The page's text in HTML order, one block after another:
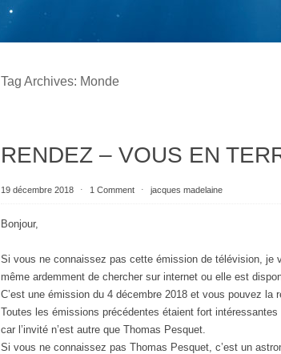
Tag Archives: Monde
RENDEZ – VOUS EN
19 décembre 2018 ⋅ 1 Comment ⋅ jacques madelaine
Bonjour,
Si vous ne connaissez pas cette émission de télévision, je
même ardemment de chercher sur internet ou elle est
C’est une émission du 4 décembre 2018 et vous pouvez la
Toutes les émissions précédentes étaient fort
car l’invité n’est autre que Thomas Pesquet.
Si vous ne connaissez pas Thomas Pesquet, c’est un